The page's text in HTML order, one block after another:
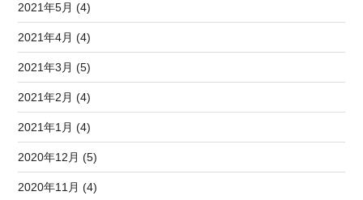
2021年5月 (4)
2021年4月 (4)
2021年3月 (5)
2021年2月 (4)
2021年1月 (4)
2020年12月 (5)
2020年11月 (4)